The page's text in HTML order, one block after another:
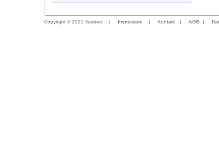
Copyright © 2021 Vaybee! | Impressum | Kontakt | AGB |